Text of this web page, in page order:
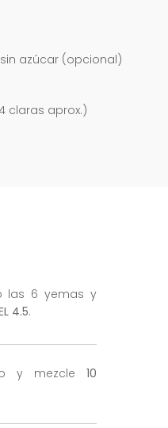
azúcar (opcional)
claras aprox.)
las 6 yemas y
4.5.
y mezcle10